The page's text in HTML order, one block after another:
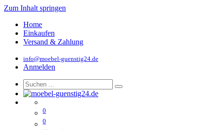
Zum Inhalt springen
Home
Einkaufen
Versand & Zahlung
info@moebel-guenstig24.de
Anmelden
0
0